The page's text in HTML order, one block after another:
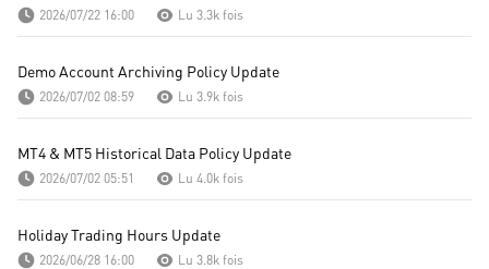
2026/07/22 16:00 Lu 3.3k fois
Demo Account Archiving Policy Update
2026/07/02 08:59 Lu 3.9k fois
MT4 & MT5 Historical Data Policy Update
2026/07/02 05:51 Lu 4.0k fois
Holiday Trading Hours Update
2026/06/28 16:00 Lu 3.8k fois